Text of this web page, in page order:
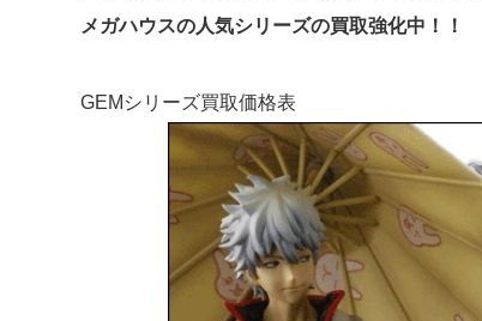
メガハウスの人気シリーズの買取強化中！！
GEMシリーズ買取価格表